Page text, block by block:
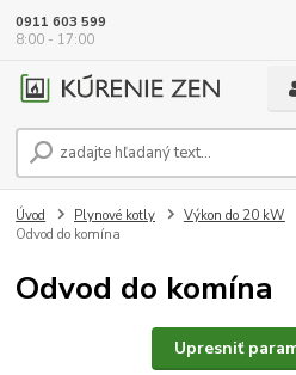
0911 603 599
8:00 - 17:00
Úvod Plynové kotly Výkon do 20 kW
Odvod do komína
Odvod do komína
Upresniť